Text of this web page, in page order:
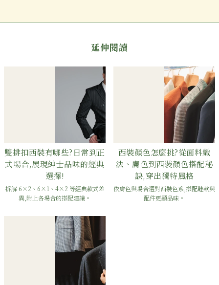
延伸閱讀
雙排扣西裝有哪些?日常到正
式場合,展現紳士品味的經典
選擇!
拆解 6×2、6×1、4×2 等經典款式差
異,附上各場合的搭配建議。
西裝顏色怎麼挑?從面料織
法、膚色到西裝顏色搭配秘
訣,穿出獨特風格
依膚色與場合選對西裝色系,搭配鞋款與
配件更顯品味。